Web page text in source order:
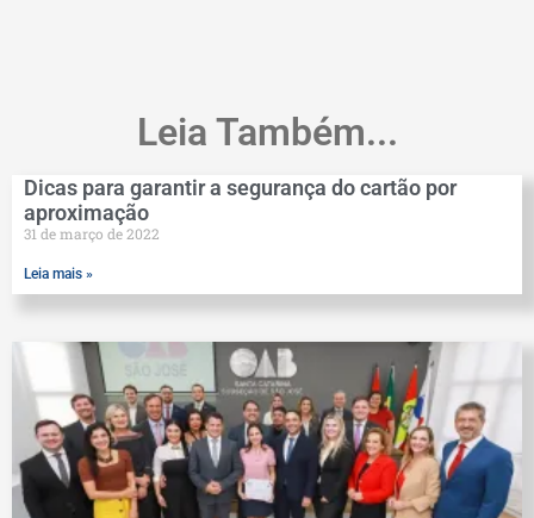
Leia Também...
Dicas para garantir a segurança do cartão por
aproximação
31 de março de 2022
Leia mais »